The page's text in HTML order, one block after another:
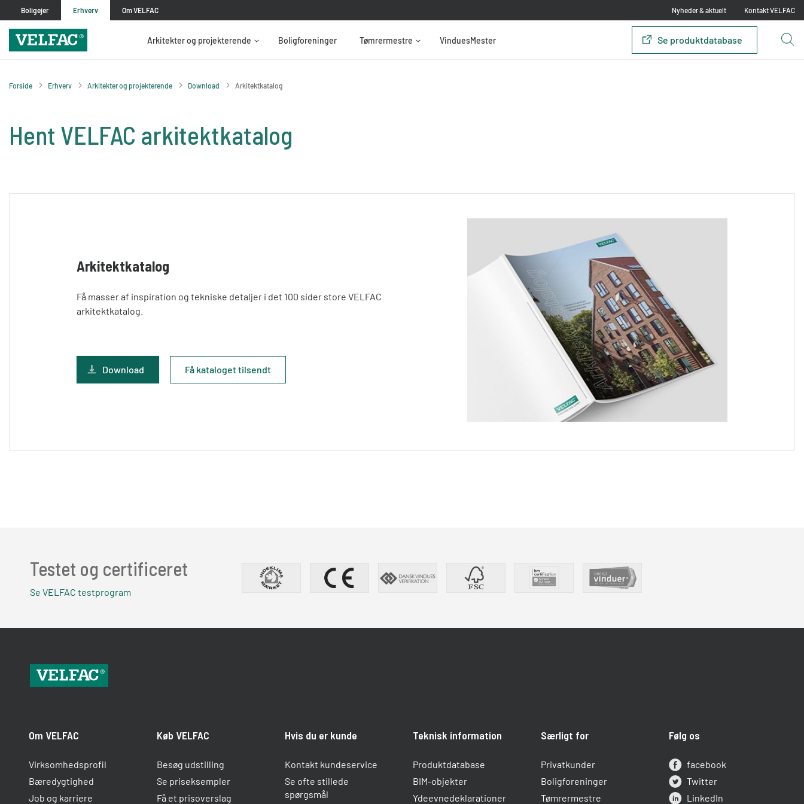
Nyheder & aktuelt Kontakt VELFAC
Boligejer Erhverv Om VELFAC
Arkitekter og projekterende Boligforeninger Tømrermestre VinduesMester Se produktdatabase
Forside Erhverv Arkitekter og projekterende Download Arkitektkatalog
Hent VELFAC arkitektkatalog
Arkitektkatalog
Få masser af inspiration og tekniske detaljer i det 100 sider store VELFAC
arkitektkatalog.
Download Få kataloget tilsendt
Testet og certificeret
Se VELFAC testprogram
Om VELFAC
Virksomhedsprofil
Bæredygtighed
Job og karriere
Køb VELFAC
Besøg udstilling
Se priseksempler
Få et prisoverslag
Hvis du er kunde
Kontakt kundeservice
Se ofte stillede
spørgsmål
Teknisk information
Produktdatabase
BIM-objekter
Ydeevnedeklarationer
Særligt for
Privatkunder
Boligforeninger
Tømrermestre
Følg os
facebook
Twitter
LinkedIn